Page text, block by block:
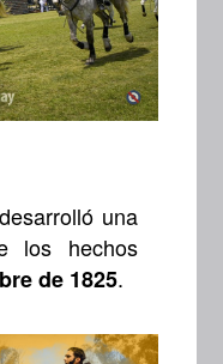
una
los hechos
de 1825.